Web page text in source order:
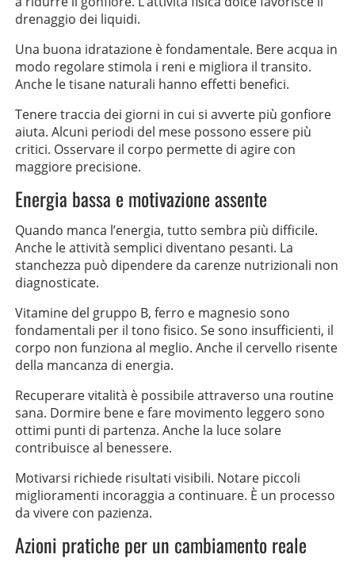
drenaggio dei liquidi.
Una buona idratazione è fondamentale. Bere acqua in
modo regolare stimola i reni e migliora il transito.
Anche le tisane naturali hanno effetti benefici.
Tenere traccia dei giorni in cui si avverte più gonfiore
aiuta. Alcuni periodi del mese possono essere più
critici. Osservare il corpo permette di agire con
maggiore precisione.
Energia bassa e motivazione assente
Quando manca l’energia, tutto sembra più difficile.
Anche le attività semplici diventano pesanti. La
stanchezza può dipendere da carenze nutrizionali non
diagnosticate.
Vitamine del gruppo B, ferro e magnesio sono
fondamentali per il tono fisico. Se sono insufficienti, il
corpo non funziona al meglio. Anche il cervello risente
della mancanza di energia.
Recuperare vitalità è possibile attraverso una routine
sana. Dormire bene e fare movimento leggero sono
ottimi punti di partenza. Anche la luce solare
contribuisce al benessere.
Motivarsi richiede risultati visibili. Notare piccoli
miglioramenti incoraggia a continuare. È un processo
da vivere con pazienza.
Azioni pratiche per un cambiamento reale